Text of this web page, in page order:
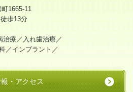
1665-11
歩13分
治療／入れ歯治療／
／インプラント／
・アクセス